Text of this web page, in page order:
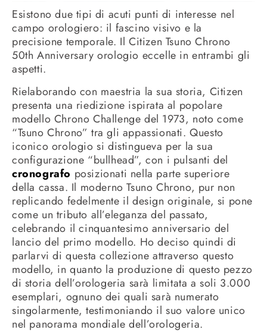
Esistono due tipi di acuti punti di interesse nel
campo orologiero: il fascino visivo e la
precisione temporale. Il Citizen Tsuno Chrono
50th Anniversary orologio eccelle in entrambi gli
aspetti.
Rielaborando con maestria la sua storia, Citizen
presenta una riedizione ispirata al popolare
modello Chrono Challenge del 1973, noto come
“Tsuno Chrono” tra gli appassionati. Questo
iconico orologio si distingueva per la sua
configurazione “bullhead”, con i pulsanti del
cronografo posizionati nella parte superiore
della cassa. Il moderno Tsuno Chrono, pur non
replicando fedelmente il design originale, si pone
come un tributo all’eleganza del passato,
celebrando il cinquantesimo anniversario del
lancio del primo modello. Ho deciso quindi di
parlarvi di questa collezione attraverso questo
modello, in quanto la produzione di questo pezzo
di storia dell’orologeria sarà limitata a soli 3.000
esemplari, ognuno dei quali sarà numerato
singolarmente, testimoniando il suo valore unico
nel panorama mondiale dell’orologeria.